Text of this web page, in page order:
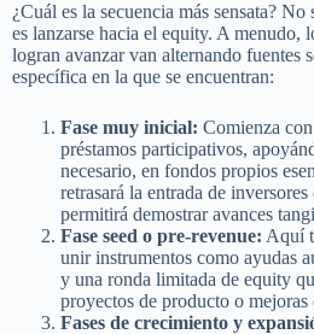
¿Cuál es la secuencia más sensata?
es lanzarse hacia el equity. A menudo,
logran avanzar van alternando fuentes
específica en la que se encuentran:
Fase muy inicial: Comienza
préstamos participativos,
necesario, en fondos propios
retrasará la entrada de
permitirá demostrar avances
Fase seed o pre-revenue: Aquí
unir instrumentos como ayudas
y una ronda limitada de equity
proyectos de producto o mejoras
Fases de crecimiento y